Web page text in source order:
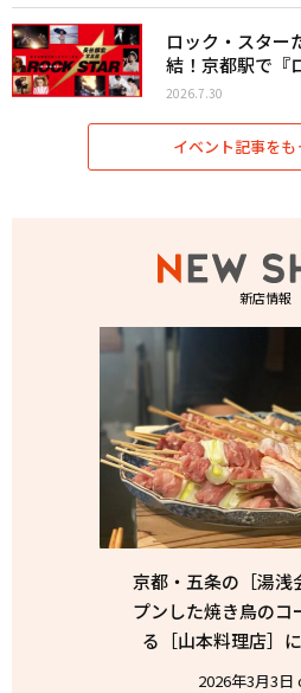
ロック・スター
結！京都駅で『
2026.7.30
イベント記事をも
新店情報
京都・五条の［湯浅
プンした焼き鳥のコ
る［山本料理店］
2026年3月3日